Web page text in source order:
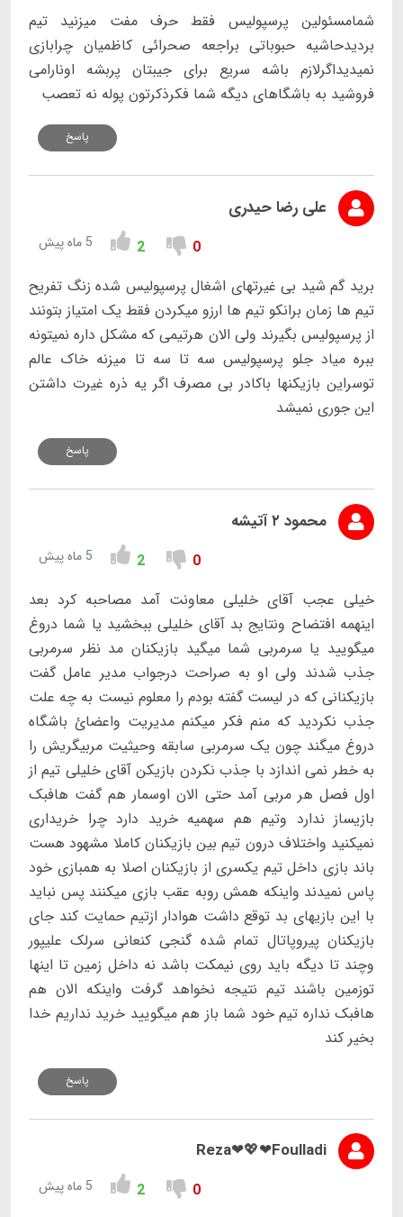
شمامسئولین پرسپولیس فقط حرف مفت میزنید تیم
بردیدحاشیه حبوباتی براجعه صحرائی کاظمیان چرابازی
نمیدید‌اگرلازم باشه سریع برای جیبتان‌ پربشه اونارامی
فروشید به باشگاهای دیگه شما فکرذکرتون پوله نه تعصب
پاسخ
علی رضا حیدری
0
2 5 ماه پیش
برید گم شید بی غیرتهای اشغال پرسپولیس شده زنگ تفریح
تیم ها زمان برانکو تیم ها ارزو میکردن فقط یک امتیاز بتونند
از پرسپولیس بگیرند ولی الان هرتیمی که مشکل داره نمیتونه
ببره میاد جلو پرسپولیس سه تا سه تا میزنه خاک عالم
توسراین بازیکنها باکادر بی مصرف اگر یه ذره غیرت داشتن
این جوری نمیشد
پاسخ
محمود ۲ آتیشه
0
2 5 ماه پیش
خیلی عجب آقای خلیلی معاونت آمد مصاحبه کرد بعد
اینهمه افتضاح ونتایج بد آقای خلیلی ببخشید یا شما دروغ
میگویید یا سرمربی شما میگید بازیکنان مد نظر سرمربی
جذب شدند ولی او به صراحت درجواب مدیر عامل گفت
بازیکنانی که در لیست گفته بودم را معلوم نیست به چه علت
جذب نکردید که منم فکر میکنم مدیریت واعضائ باشگاه
دروغ میگند چون یک سرمربی سابقه وحیثیت مربیگریش را
به خطر نمی اندازد با جذب نکردن بازیکن آقای خلیلی تیم از
اول فصل هر مربی آمد حتی الان اوسمار هم گفت هافبک
بازیساز ندارد وتیم هم سهمیه خرید دارد چرا خریداری
نمیکنید واختلاف درون تیم بین بازیکنان کاملا مشهود هست
باند بازی داخل تیم یکسری از بازیکنان اصلا به همبازی خود
پاس نمیدند واینکه همش روبه عقب بازی میکنند پس نباید
با این بازیهای بد توقع داشت هوادار ازتیم حمایت کند جای
بازیکنان پیروپاتال تمام شده گنجی کنعانی سرلک علیپور
وچند تا دیگه باید روی نیمکت باشد نه داخل زمین تا اینها
توزمین باشند تیم نتیجه نخواهد گرفت واینکه الان هم
هافبک نداره تیم خود شما باز هم میگویید خرید نداریم خدا
بخیر کند
پاسخ
Reza❤💖❤Foulladi
0
2 5 ماه پیش